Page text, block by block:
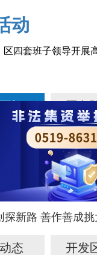
动
四套班子领导开展
闻 国务
查全区安全生产工
子领导开展高温慰
收听收看常州市城
探新路 善作善成
态 开发